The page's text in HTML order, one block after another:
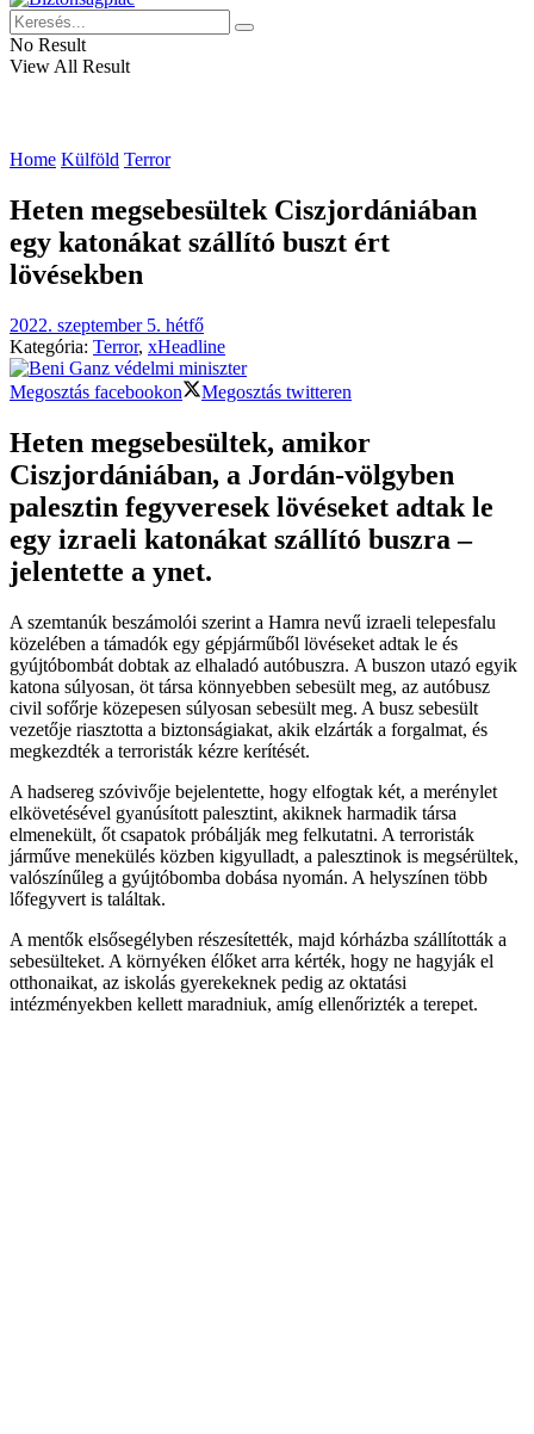
No Result
View All Result
Home Külföld Terror
Heten megsebesültek Ciszjordániában
egy katonákat szállító buszt ért
lövésekben
2022. szeptember 5. hétfő
Kategória: Terror, xHeadline
Megosztás facebookon Megosztás twitteren
Heten megsebesültek, amikor
Ciszjordániában, a Jordán-völgyben
palesztin fegyveresek lövéseket adtak le
egy izraeli katonákat szállító buszra –
jelentette a ynet.
A szemtanúk beszámolói szerint a Hamra nevű izraeli telepesfalu
közelében a támadók egy gépjárműből lövéseket adtak le és
gyújtóbombát dobtak az elhaladó autóbuszra. A buszon utazó egyik
katona súlyosan, öt társa könnyebben sebesült meg, az autóbusz
civil sofőrje közepesen súlyosan sebesült meg. A busz sebesült
vezetője riasztotta a biztonságiakat, akik elzárták a forgalmat, és
megkezdték a terroristák kézre kerítését.
A hadsereg szóvivője bejelentette, hogy elfogtak két, a merénylet
elkövetésével gyanúsított palesztint, akiknek harmadik társa
elmenekült, őt csapatok próbálják meg felkutatni. A terroristák
járműve menekülés közben kigyulladt, a palesztinok is megsérültek,
valószínűleg a gyújtóbomba dobása nyomán. A helyszínen több
lőfegyvert is találtak.
A mentők elsősegélyben részesítették, majd kórházba szállították a
sebesülteket. A környéken élőket arra kérték, hogy ne hagyják el
otthonaikat, az iskolás gyerekeknek pedig az oktatási
intézményekben kellett maradniuk, amíg ellenőrizték a terepet.